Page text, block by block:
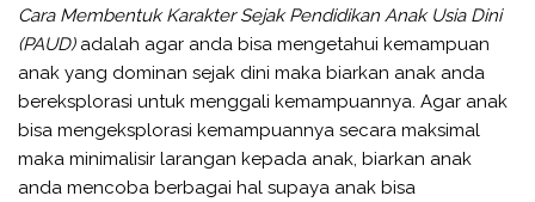
Cara Membentuk Karakter Sejak Pendidikan Anak Usia Dini
(PAUD)adalah agar anda bisa mengetahui kemampuan
anak yang dominan sejak dini maka biarkan anak anda
bereksplorasi untuk menggali kemampuannya. Agar anak
bisa mengeksplorasi kemampuannya secara maksimal
maka minimalisir larangan kepada anak, biarkan anak
anda mencoba berbagai hal supaya anak bisa